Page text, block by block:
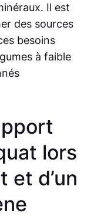
Il est
des sources
besoins
à faible
lors
et d’un